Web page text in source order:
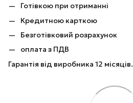
Готівкою при отриманні
Кредитною карткою
Безготівковий розрахунок
оплата з ПДВ
Гарантія від виробника 12 місяців.